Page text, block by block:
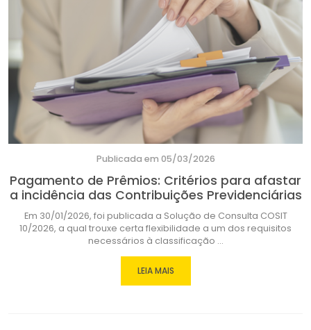
Publicada em 05/03/2026
Pagamento de Prêmios: Critérios para afastar
a incidência das Contribuições Previdenciárias
Em 30/01/2026, foi publicada a Solução de Consulta COSIT
10/2026, a qual trouxe certa flexibilidade a um dos requisitos
necessários à classificação ...
LEIA MAIS